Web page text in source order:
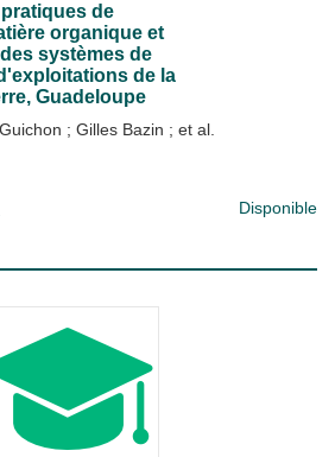
de
organique et
systèmes de
de la
Guadeloupe
; Gilles Bazin ; et al.
Disponible